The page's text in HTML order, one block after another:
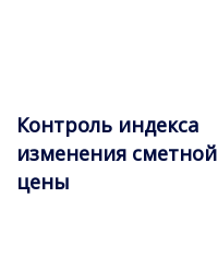
Контроль индекса
изменения сметной
цены